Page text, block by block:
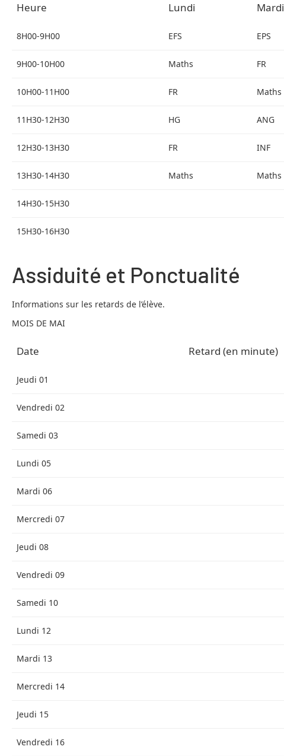
Heure Lundi Mardi
8H00-9H00 EFS EPS
9H00-10H00 Maths FR
10H00-11H00 FR Maths
11H30-12H30 HG ANG
12H30-13H30 FR INF
13H30-14H30 Maths Maths
14H30-15H30
15H30-16H30
Assiduité et Ponctualité
Informations sur les retards de l’élève.
MOIS DE MAI
Date Retard (en minute)
Jeudi 01
Vendredi 02
Samedi 03
Lundi 05
Mardi 06
Mercredi 07
Jeudi 08
Vendredi 09
Samedi 10
Lundi 12
Mardi 13
Mercredi 14
Jeudi 15
Vendredi 16